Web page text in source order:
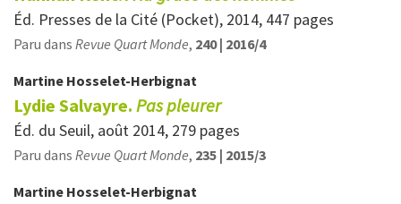
Éd. Presses de la Cité (Pocket), 2014, 447 pages
Paru dans Revue Quart Monde, 240 | 2016/4
Martine Hosselet-Herbignat
Lydie Salvayre. Pas pleurer
Éd. du Seuil, août 2014, 279 pages
Paru dans Revue Quart Monde, 235 | 2015/3
Martine Hosselet-Herbignat